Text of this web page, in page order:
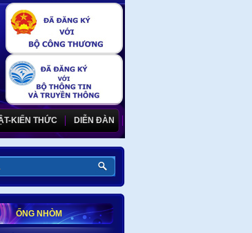
KIẾN THỨC DIỄN ĐÀN
ỐNG NHÒM